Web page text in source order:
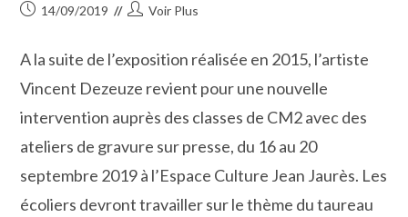
Publication
14/09/2019
Auteur/autrice
publication :
Voir Plus
A la suite de l’exposition réalisée en 2015, l’artiste
Vincent Dezeuze revient pour une nouvelle
intervention auprès des classes de CM2 avec des
ateliers de gravure sur presse, du 16 au 20
septembre 2019 à l’Espace Culture Jean Jaurès. Les
écoliers devront travailler sur le thème du taureau